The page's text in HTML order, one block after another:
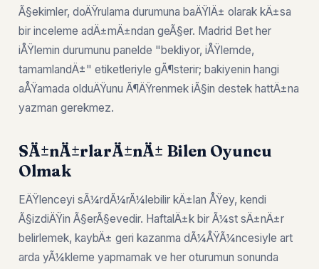
Ã§ekimler, doÄŸrulama durumuna baÄŸlÄ± olarak kÄ±sa
bir inceleme adÄ±mÄ±ndan geÃ§er. Madrid Bet her
iÅŸlemin durumunu panelde "bekliyor, iÅŸlemde,
tamamlandÄ±" etiketleriyle gÃ¶sterir; bakiyenin hangi
aÅŸamada olduÄŸunu Ã¶ÄŸrenmek iÃ§in destek hattÄ±na
yazman gerekmez.
SÄ±nÄ±rlarÄ±nÄ± Bilen Oyuncu
Olmak
EÄŸlenceyi sÃ¼rdÃ¼rÃ¼lebilir kÄ±lan ÅŸey, kendi
Ã§izdiÄŸin Ã§erÃ§evedir. HaftalÄ±k bir Ã¼st sÄ±nÄ±r
belirlemek, kaybÄ± geri kazanma dÃ¼ÅŸÃ¼ncesiyle art
arda yÃ¼kleme yapmamak ve her oturumun sonunda